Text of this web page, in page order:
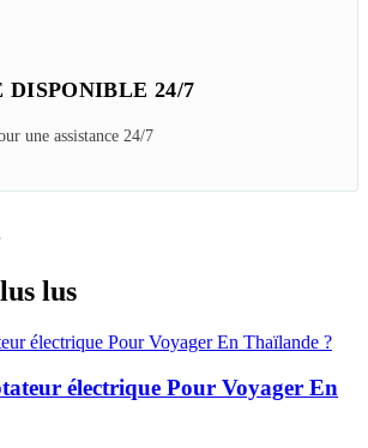
DISPONIBLE 24/7
une assistance 24/7
lus
électrique Pour Voyager En